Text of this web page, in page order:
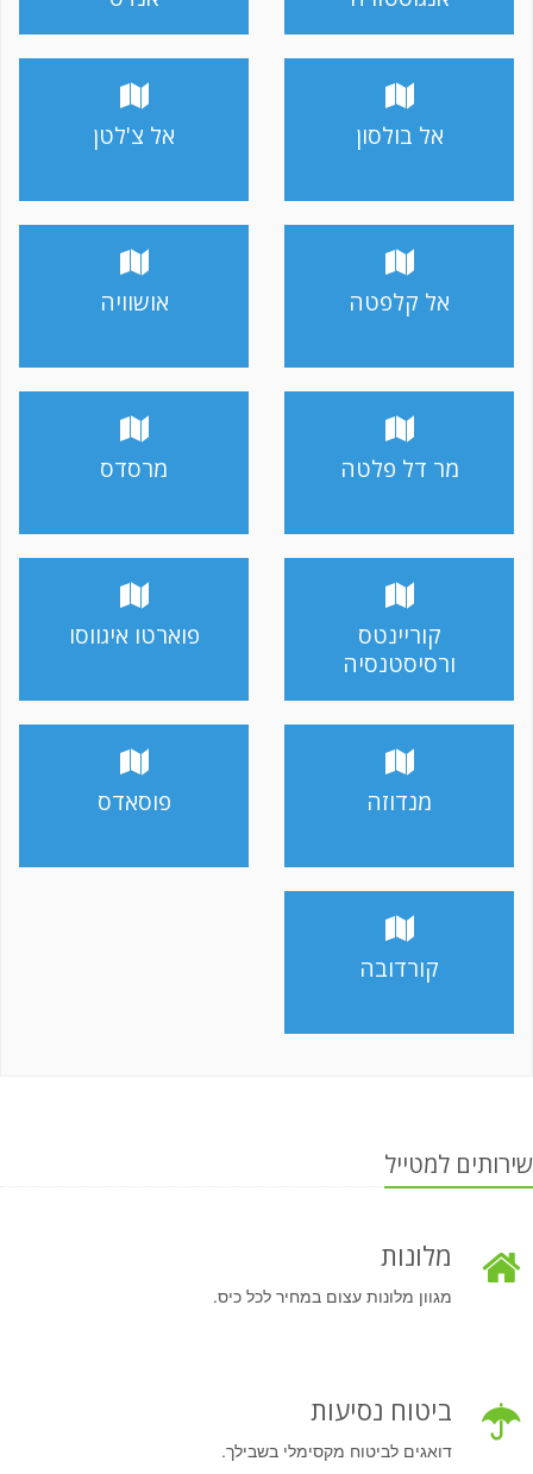
אל בולסון אל צ'לטן
אל קלפטה אושוויה
מר דל פלטה מרסדס
קוריינטס
ורסיסטנסיה
פוארטו איגווסו
מנדוזה פוסאדס
קורדובה
שירותים למטייל
מלונות
מגוון מלונות עצום במחיר לכל כיס.
ביטוח נסיעות
דואגים לביטוח מקסימלי בשבילך.